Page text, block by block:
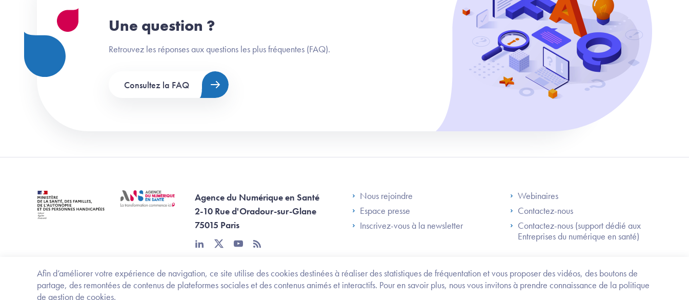
Afin d’améliorer votre expérience de navigation, ce site utilise des cookies destinées à réaliser des statistiques de fréquentation et vous proposer des vidéos, des boutons de
partage, des remontées de contenus de plateformes sociales et des contenus animés et interactifs. Pour en savoir plus, nous vous invitons à prendre connaissance de la politique
de gestion de cookies.
Trouvez
Une question ?
Retrouvez les réponses aux questions les plus fréquentes (FAQ).
Consultez la FAQ
Agence du Numérique en Santé
2-10 Rue d'Oradour-sur-Glane
75015 Paris
linkedintwitteryoutube
rss
Footer Left ANS
Nous rejoindre
Espace presse
Inscrivez-vous à la newsletter
Footer Right ANS
Webinaires
Contactez-nous
Contactez-nous (support dédié aux
Entreprises du numérique en santé)